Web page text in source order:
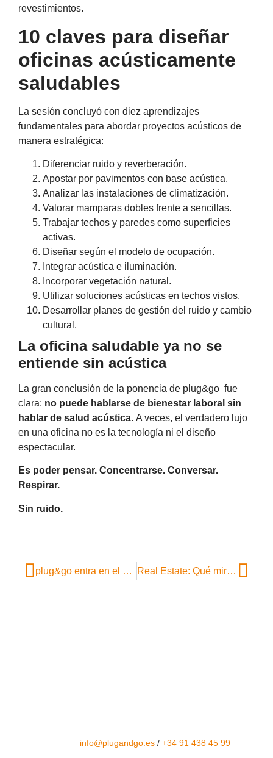
revestimientos.
10 claves para diseñar
oficinas acústicamente
saludables
La sesión concluyó con diez aprendizajes
fundamentales para abordar proyectos acústicos de
manera estratégica:
Diferenciar ruido y reverberación.
Apostar por pavimentos con base acústica.
Analizar las instalaciones de climatización.
Valorar mamparas dobles frente a sencillas.
Trabajar techos y paredes como superficies
activas.
Diseñar según el modelo de ocupación.
Integrar acústica e iluminación.
Incorporar vegetación natural.
Utilizar soluciones acústicas en techos vistos.
Desarrollar planes de gestión del ruido y cambio
cultural.
La oficina saludable ya no se
entiende sin acústica
La gran conclusión de la ponencia de plug&go fue
clara: no puede hablarse de bienestar laboral sin
hablar de salud acústica. A veces, el verdadero lujo
en una oficina no es la tecnología ni el diseño
espectacular.
Es poder pensar. Concentrarse. Conversar.
Respirar.
Sin ruido.
plug&go entra en el negocio inmobiliario con una nueva división de Real Estate para acompañar a empresas en la búsqueda estratégica de oficinas Real Estate: Qué miran hoy las empresas antes de elegir oficina
info@plugandgo.es / +34 91 438 45 99